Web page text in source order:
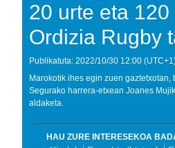
20 urte eta
Ordizia Rugby
Publikatuta: 2022/10/30 12:00
Marokotik ihes egin zuen
Segurako harrera-etxean Joanes
aldaketa.
HAU ZURE INTERESEKOA